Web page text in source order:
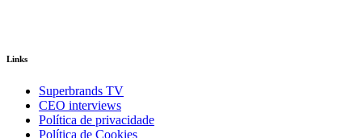
Links
Superbrands TV
CEO interviews
Política de privacidade
Política de Cookies